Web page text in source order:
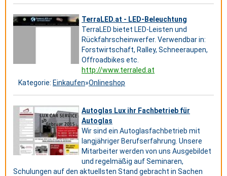
TerraLED.at - LED-Beleuchtung
TerraLED bietet LED-Leisten und
Rückfahrscheinwerfer. Verwendbar in:
Forstwirtschaft, Ralley, Schneeraupen,
Offroadbikes etc.
http://www.terraled.at
Kategorie: Einkaufen»Onlineshop
Autoglas Lux ihr Fachbetrieb für
Autoglas
Wir sind ein Autoglasfachbetrieb mit
langjähriger Berufserfahrung. Unsere
Mitarbeiter werden von uns Ausgebildet
und regelmäßig auf Seminaren,
Schulungen auf den aktuellsten Stand gebracht in Sachen